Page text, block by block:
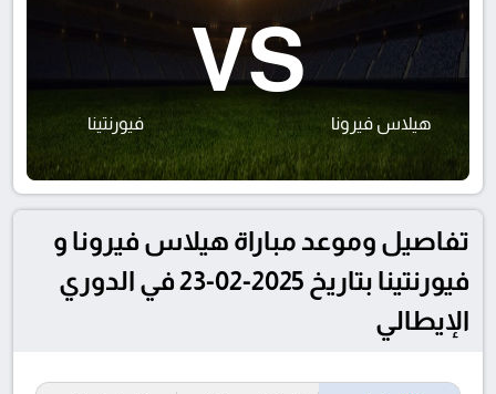
هيلاس فيرونا
VS
فيورنتينا
تفاصيل وموعد مباراة هيلاس فيرونا و
فيورنتينا بتاريخ 2025-02-23 في الدوري
الإيطالي